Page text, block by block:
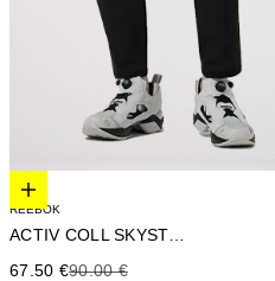
Elige opciones
REEBOK
Precio de oferta
67.50 €Precio anterior
90.00 €